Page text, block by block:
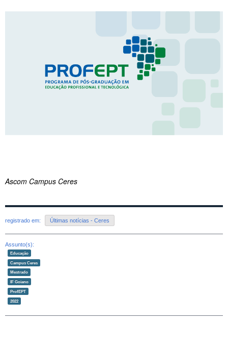
Ascom Campus Ceres
registrado em: Últimas notícias - Ceres
Assunto(s):
Educação
Campus Ceres
Mestrado
IF Goiano
ProfEPT
2022